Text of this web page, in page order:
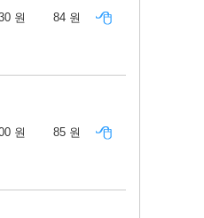
원 84 원
원 85 원